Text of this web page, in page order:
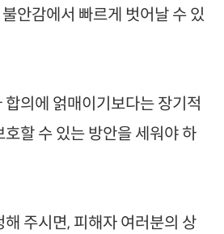
안감에서 빠르게 벗어날 수 있
의에 얽매이기보다는 장기적
할 수 있는 방안을 세워야 하
주시면, 피해자 여러분의 상